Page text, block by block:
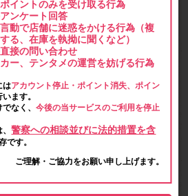
イントのみを受け取る行為
ンケート回答
動で店舗に迷惑をかける行為（複
る、在庫を執拗に聞くなど）
接の問い合わせ
ー、テンタメの運営を妨げる行為
はアカウント停止・ポイント消失、ポイン
います。
でなく、今後の当サービスのご利用を停止
、警察への相談並びに法的措置を含
です。
ご理解・ご協力をお願い申し上げます。